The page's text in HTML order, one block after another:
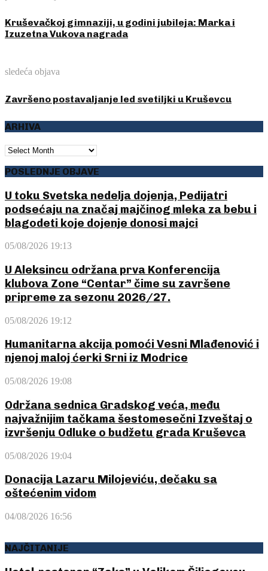
Kruševačkoj gimnaziji, u godini jubileja: Marka i
Izuzetna Vukova nagrada
sledeća objava
Završeno postavaljanje led svetiljki u Kruševcu
ARHIVA
ARHIVA
POSLEDNJE OBJAVE
U toku Svetska nedelja dojenja, Pedijatri
podsećaju na značaj majčinog mleka za bebu i
blagodeti koje dojenje donosi majci
05/08/2026 19:13
U Aleksincu održana prva Konferencija
klubova Zone “Centar” čime su završene
pripreme za sezonu 2026/27.
05/08/2026 19:12
Humanitarna akcija pomoći Vesni Mlađenović i
njenoj maloj ćerki Srni iz Modrice
05/08/2026 19:08
Održana sednica Gradskog veća, među
najvažnijim tačkama šestomesečni Izveštaj o
izvršenju Odluke o budžetu grada Kruševca
05/08/2026 19:04
Donacija Lazaru Milojeviću, dečaku sa
oštećenim vidom
04/08/2026 16:56
NAJČITANIJE